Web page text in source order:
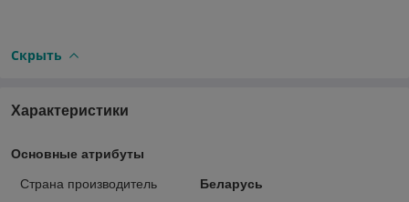
Скрыть
Характеристики
Основные атрибуты
Страна производитель
Беларусь